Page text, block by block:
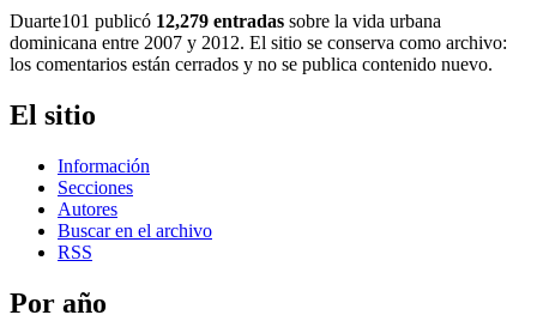
Duarte101 publicó 12,279 entradas sobre la vida urbana
dominicana entre 2007 y 2012. El sitio se conserva como archivo:
los comentarios están cerrados y no se publica contenido nuevo.
El sitio
Información
Secciones
Autores
Buscar en el archivo
RSS
Por año